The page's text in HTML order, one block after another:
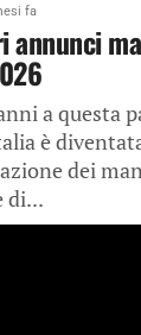
fa
a questa
è
dei
di...